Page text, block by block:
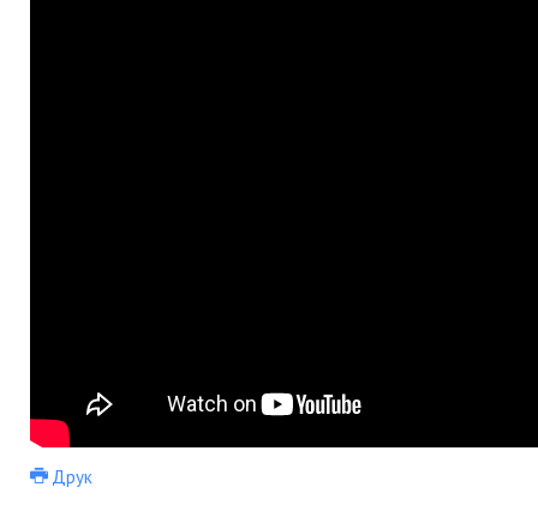
Друк